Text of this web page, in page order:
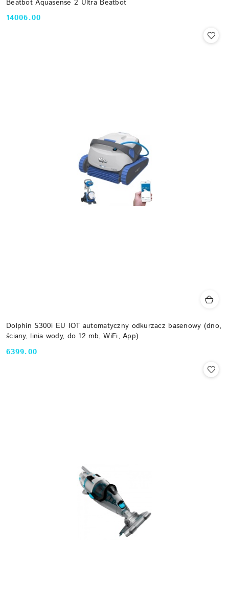
Beatbot Aquasense 2 Ultra Beatbot
Cena:
14006.00
Dolphin S300i EU IOT automatyczny odkurzacz basenowy (dno,
ściany, linia wody, do 12 mb, WiFi, App)
Cena:
6399.00